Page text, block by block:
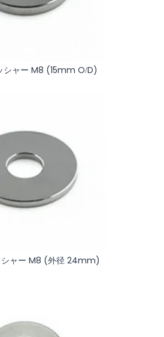
シャー M8 (15mm O/D)
シャー M8 (外径 24mm)